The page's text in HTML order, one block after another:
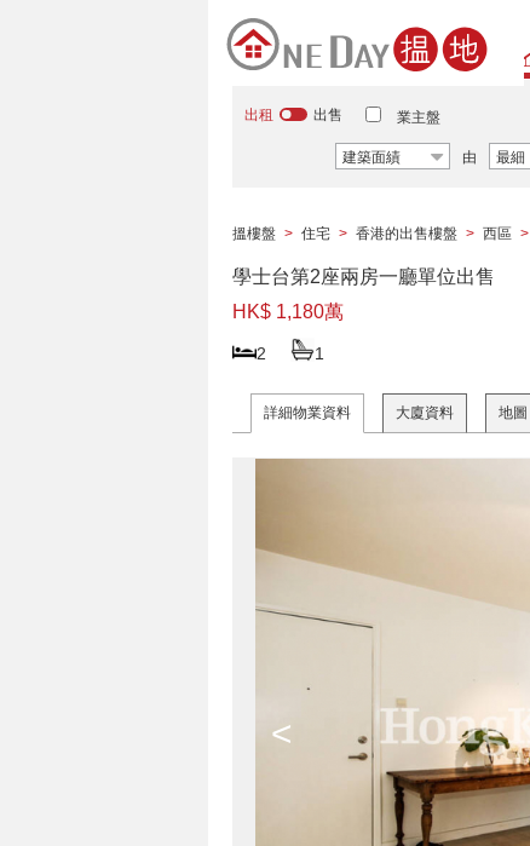
出租 出售 業主盤
建築面績 由 最細
搵樓盤 > 住宅 > 香港的出售樓盤 > 西區 >
學士台第2座兩房一廳單位出售
HK$ 1,180萬
2 1
詳細物業資料 大廈資料 地圖
<